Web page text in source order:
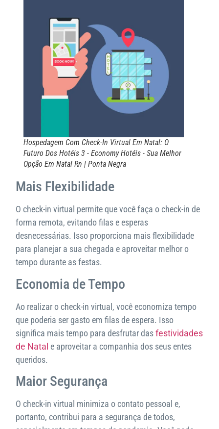
Hospedagem Com Check-In Virtual Em Natal: O
Futuro Dos Hotéis 3 - Economy Hotéis - Sua Melhor
Opção Em Natal Rn | Ponta Negra
Mais Flexibilidade
O check-in virtual permite que você faça o check-in de
forma remota, evitando filas e esperas
desnecessárias. Isso proporciona mais flexibilidade
para planejar a sua chegada e aproveitar melhor o
tempo durante as festas.
Economia de Tempo
Ao realizar o check-in virtual, você economiza tempo
que poderia ser gasto em filas de espera. Isso
significa mais tempo para desfrutar dasfestividades
de Natal e aproveitar a companhia dos seus entes
queridos.
Maior Segurança
O check-in virtual minimiza o contato pessoal e,
portanto, contribui para a segurança de todos,